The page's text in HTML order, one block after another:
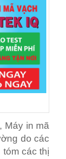
Máy in mã
do các
các thị